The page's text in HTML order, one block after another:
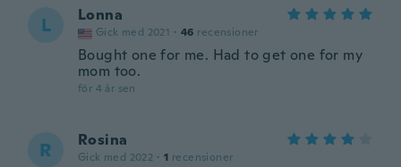
L Lonna
Gick med 2021 · 46 recensioner
Bought one for me. Had to get one for my
mom too.
för 4 år sen
R Rosina
Gick med 2022 · 1 recensioner